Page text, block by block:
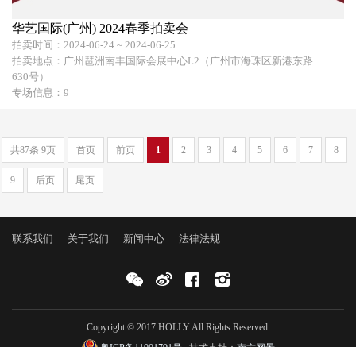
华艺国际(广州) 2024春季拍卖会
拍卖时间：2024-06-24 ~ 2024-06-25
拍卖地点：广州琶洲南丰国际会展中心L2（广州市海珠区新港东路
630号）
专场信息：9
共87条 9页 首页 前页 1 2 3 4 5 6 7 8
9 后页 尾页
联系我们 关于我们 新闻中心 法律法规
Copyright © 2017 HOLLY All Rights Reserved